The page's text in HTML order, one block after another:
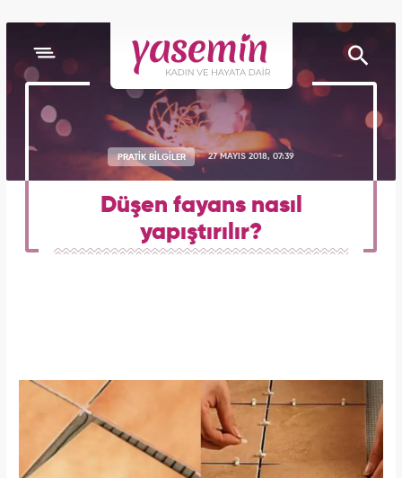
PRATİK BİLGİLER 27 MAYIS 2018, 07:39
Düşen fayans nasıl
yapıştırılır?